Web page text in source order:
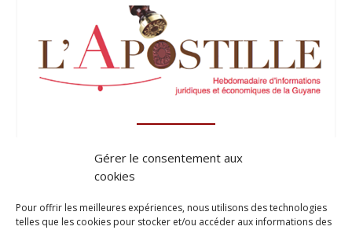
Gérer le consentement aux
cookies
Pour offrir les meilleures expériences, nous utilisons des technologies
telles que les cookies pour stocker et/ou accéder aux informations des